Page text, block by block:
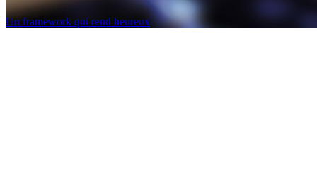
Un framework qui rend heureux